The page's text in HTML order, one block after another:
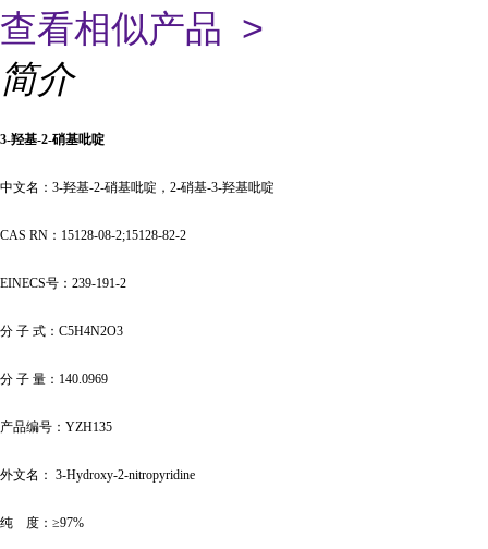
查看相似产品 >
简介
3-羟基-2-硝基吡啶
中文名： 3-羟基-2-硝基吡啶，2-硝基-3-羟基吡啶
CAS RN：15128-08-2;15128-82-2
EINECS号：239-191-2
分 子 式： C5H4N2O3
分 子 量： 140.0969
产品编号： YZH135
外文名： 3-Hydroxy-2-nitropyridine
纯 度： ≥97%